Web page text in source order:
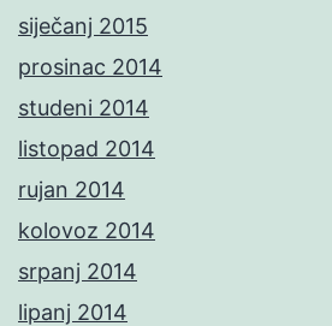
siječanj 2015
prosinac 2014
studeni 2014
listopad 2014
rujan 2014
kolovoz 2014
srpanj 2014
lipanj 2014